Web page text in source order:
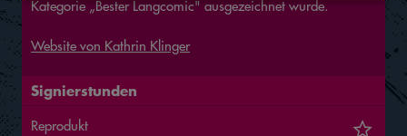
Kategorie „Bester Langcomic" ausgezeichnet wurde.
Website von Kathrin Klinger
Signierstunden
Reprodukt